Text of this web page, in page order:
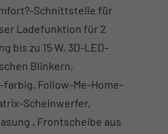
Schnittstelle für
Ladefunktion für 2
bis zu 15 W, 3D-LED-
Blinkern,
Follow-Me-Home-
Scheinwerfer,
, Frontscheibe aus